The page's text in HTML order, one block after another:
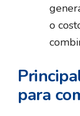
o
para